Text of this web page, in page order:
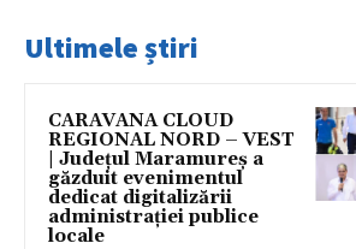
Ultimele știri
CARAVANA CLOUD
REGIONAL NORD – VEST
| Județul Maramureș a
găzduit evenimentul
dedicat digitalizării
administrației publice
locale